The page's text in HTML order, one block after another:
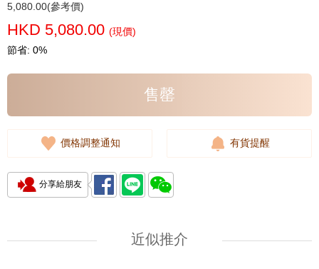
5,080.00(參考價)
HKD 5,080.00 (現價)
節省: 0%
售罄
價格調整通知 有貨提醒
分享給朋友
近似推介